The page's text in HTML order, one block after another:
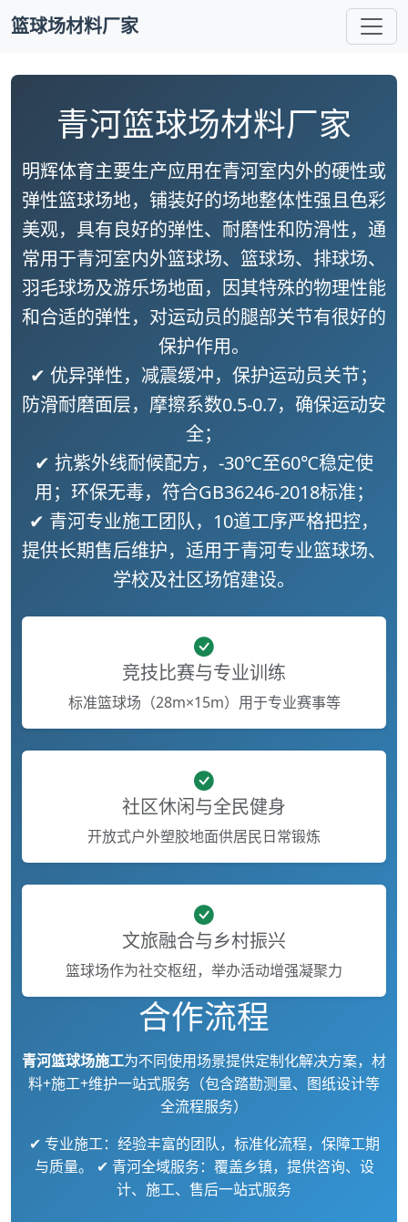
篮球场材料厂家
青河篮球场材料厂家
明辉体育主要生产应用在青河室内外的硬性或
弹性篮球场地，铺装好的场地整体性强且色彩
美观，具有良好的弹性、耐磨性和防滑性，通
常用于青河室内外篮球场、篮球场、排球场、
羽毛球场及游乐场地面，因其特殊的物理性能
和合适的弹性，对运动员的腿部关节有很好的
保护作用。
✔ 优异弹性，减震缓冲，保护运动员关节；
防滑耐磨面层，摩擦系数0.5-0.7，确保运动安
全；
✔ 抗紫外线耐候配方，-30℃至60℃稳定使
用；环保无毒，符合GB36246-2018标准；
✔ 青河专业施工团队，10道工序严格把控，
提供长期售后维护，适用于青河专业篮球场、
学校及社区场馆建设。
竞技比赛与专业训练
标准篮球场（28m×15m）用于专业赛事等
社区休闲与全民健身
开放式户外塑胶地面供居民日常锻炼
文旅融合与乡村振兴
篮球场作为社交枢纽，举办活动增强凝聚力
合作流程
青河篮球场施工为不同使用场景提供定制化解决方案，材
料+施工+维护一站式服务（包含踏勘测量、图纸设计等
全流程服务）
✔ 专业施工：经验丰富的团队，标准化流程，保障工期
与质量。 ✔ 青河全域服务：覆盖乡镇，提供咨询、设
计、施工、售后一站式服务